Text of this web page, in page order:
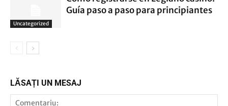
Uncategorized
Guía paso a paso para principiantes
LĂSAȚI UN MESAJ